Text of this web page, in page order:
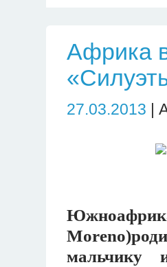
Африка
27.03.2013 |
мальчику